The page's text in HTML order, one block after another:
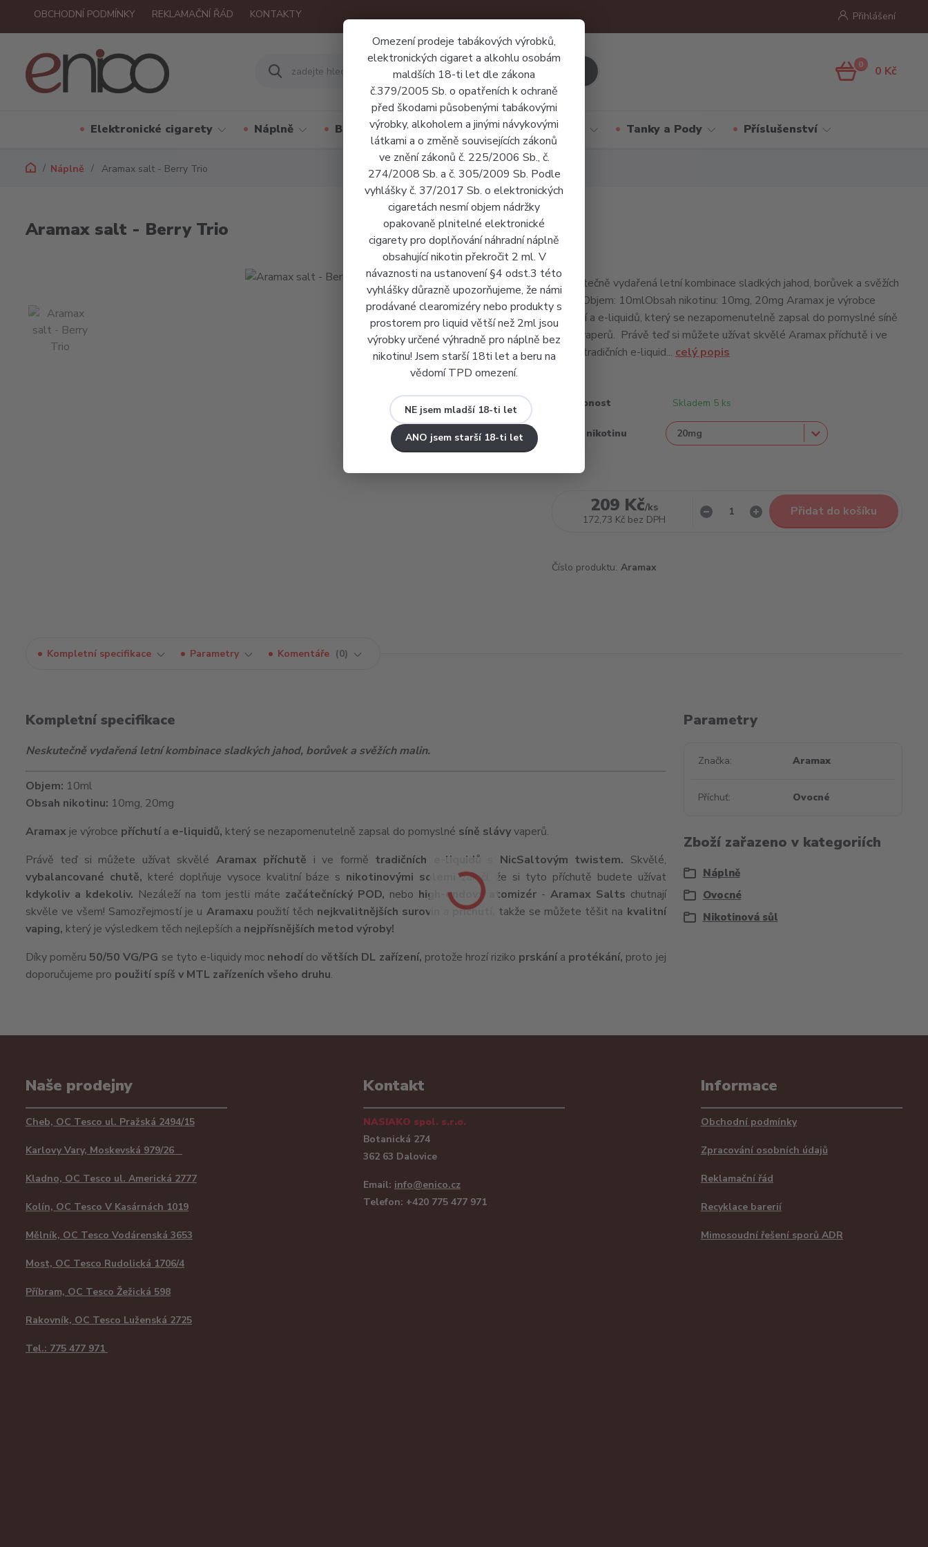
Omezení prodeje tabákových výrobků,
elektronických cigaret a alkohlu osobám
maldších 18-ti let dle zákona
č.379/2005 Sb. o opatřeních k ochraně
před škodami působenými tabákovými
výrobky, alkoholem a jinými návykovými
látkami a o změně souvisejících zákonů
ve znění zákonů č. 225/2006 Sb., č.
274/2008 Sb. a č. 305/2009 Sb. Podle
vyhlášky č. 37/2017 Sb. o elektronických
cigaretách nesmí objem nádržky
opakovaně plnitelné elektronické
cigarety pro doplňování náhradní náplně
obsahující nikotin překročit 2 ml. V
návaznosti na ustanovení §4 odst.3 této
vyhlášky důrazně upozorňujeme, že námi
prodávané clearomizéry nebo produkty s
prostorem pro liquid větší než 2ml jsou
výrobky určené výhradně pro náplně bez
nikotinu! Jsem starší 18ti let a beru na
vědomí TPD omezení.
NE jsem mladší 18-ti let
ANO jsem starší 18-ti let
OBCHODNÍ PODMÍNKY REKLAMAČNÍ ŘÁD KONTAKTY Přihlášení
0 0 Kč
Elektronické cigarety Náplně Báze a příchutě Jednorázové cigarety Tanky a Pody Příslušenství
Náplně Aramax salt - Berry Trio
Aramax salt - Berry Trio
Neskutečně vydařená letní kombinace sladkých jahod, borůvek a svěžích
malin. Objem: 10mlObsah nikotinu: 10mg, 20mg Aramax je výrobce
příchutí a e-liquidů, který se nezapomenutelně zapsal do pomyslné síně
slávy vaperů. Právě teď si můžete užívat skvělé Aramax příchutě i ve
formě tradičních e-liquid... celý popis
Dostupnost Skladem 5 ks
Obsah nikotinu
209 Kč/ks
172,73 Kč bez DPH
Přidat do košíku
Číslo produktu: Aramax
Kompletní specifikace Parametry Komentáře 0
Kompletní specifikace
Neskutečně vydařená letní kombinace sladkých jahod, borůvek a svěžích malin.
Objem: 10ml
Obsah nikotinu: 10mg, 20mg
Aramax je výrobce příchutía e-liquidů, který se nezapomenutelně zapsal do pomyslné síně slávyvaperů.
Právě teď si můžete užívat skvělé Aramax příchutě i ve formě tradičních e-liquidů NicSaltovým twistem. Skvělé,
vybalancované chutě, které doplňuje vysoce kvalitní báze s nikotinovými solemi
zaručí, že si tyto příchutě budete užívat
kdykoliv a kdekoliv. Nezáleží na tom jestli máte začátečnícký POD, nebo high-endový atomizér- Aramax Salts chutnají
skvěle ve všem! Samozřejmostí je u Aramaxu použití těch nejkvalitnějších surovin příchutí, takže se můžete těšit na kvalitní
vaping, který je výsledkem těch nejlepších a nejpřísnějších metod výroby!
Díky poměru 50/50 VG/PG se tyto e-liquidy moc nehodídovětších DL zařízení, protože hrozí riziko prskánía protékání, proto jej
doporučujeme pro použití spíš v MTL zařízeních všeho druhu.
Parametry
Značka Aramax
Příchuť Ovocné
Zboží zařazeno v kategoriích
Náplně
Ovocné
Nikotinová sůl
Naše prodejny
Cheb, OC Tesco ul. Pražská 2494/15
Karlovy Vary, Moskevská 979/26
Kladno, OC Tesco ul. Americká 2777
Kolín, OC Tesco V Kasárnách 1019
Mělník, OC Tesco Vodárenská 3653
Most, OC Tesco Rudolická 1706/4
Příbram, OC Tesco Žežická 598
Rakovník, OC Tesco Luženská 2725
Tel.: 775 477 971
Kontakt
NASIAKO spol. s.r.o.
Botanická 274
362 63 Dalovice
Email: info@enico.cz
Telefon: +420 775 477 971
Informace
Obchodní podmínky
Zpracování osobních údajů
Reklamační řád
Recyklace barerií
Mimosoudní řešení sporů ADR